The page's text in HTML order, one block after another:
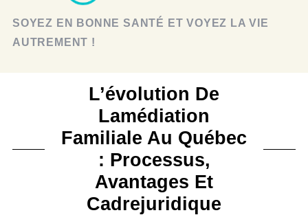
SOYEZ EN BONNE SANTÉ ET VOYEZ LA VIE
AUTREMENT !
L’évolution De
Lamédiation
Familiale Au Québec
: Processus,
Avantages Et
Cadrejuridique